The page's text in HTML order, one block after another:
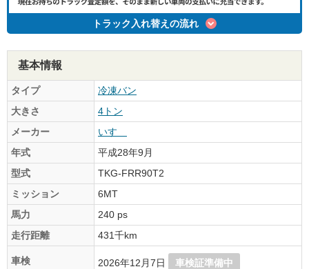
トラック入れ替えの流れ
基本情報
タイプ
冷凍バン
大きさ
4トン
メーカー
いすゞ
年式
平成28年9月
型式
TKG-FRR90T2
ミッション
6MT
馬力
240 ps
走行距離
431千km
車検 2026年12月7日 車検証準備中